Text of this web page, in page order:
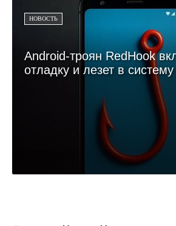
НОВОСТЬ
Android-троян RedHook
отладку и лезет в систему